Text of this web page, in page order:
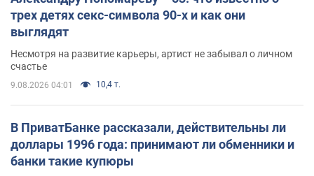
трех детях секс-символа 90-х и как они
выглядят
Несмотря на развитие карьеры, артист не забывал о личном
счастье
9.08.2026 04:01 10,4 т.
В ПриватБанке рассказали, действительны ли
доллары 1996 года: принимают ли обменники и
банки такие купюры